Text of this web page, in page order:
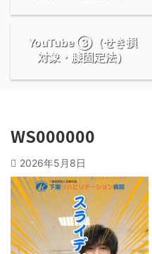
YouTube ③（せき損
対象・膝固定法）
WS000000
2026年5月8日